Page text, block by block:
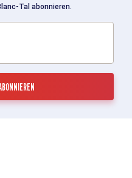
Tal abonnieren.